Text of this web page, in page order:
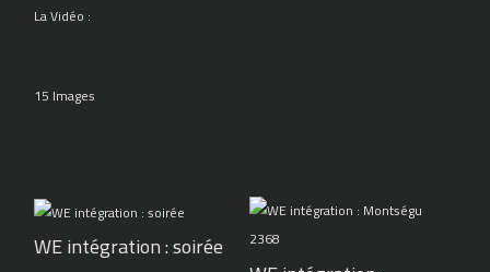
La Vidéo :
15 Images
WE intégration : soirée